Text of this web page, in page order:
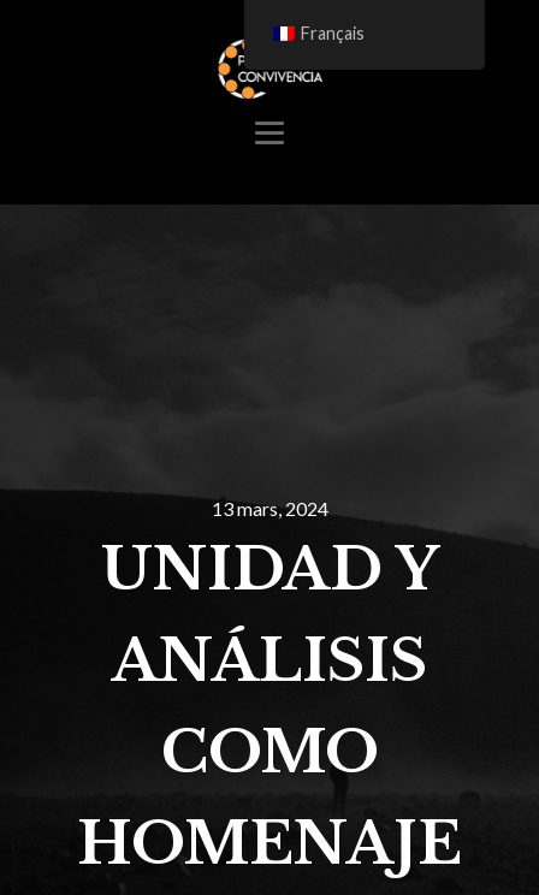
13 mars, 2024
UNIDAD Y
ANÁLISIS
COMO
HOMENAJE
Français